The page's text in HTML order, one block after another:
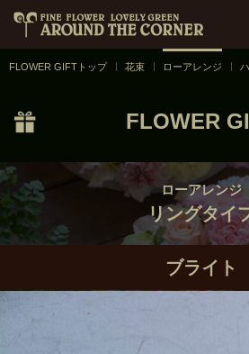
FLOWER GIFTトップ 花束 ローアレンジ
FLOWER
ローアレンジ／リングタイプ
ローアレンジ
リングタイ
ブライト